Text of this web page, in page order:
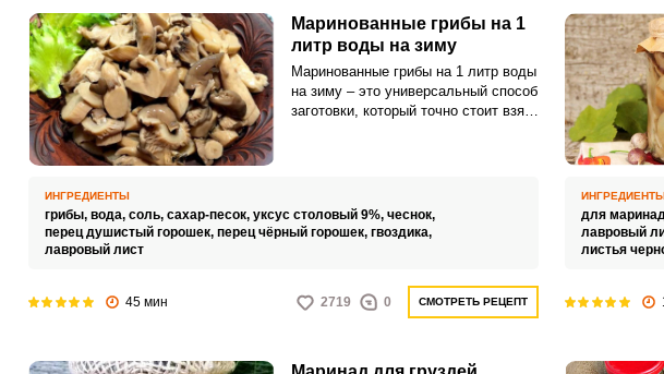
Маринованные грибы на 1
литр воды на зиму
Маринованные грибы на 1 литр воды
на зиму – это универсальный способ
заготовки, который точно стоит взять
аппетитными.
ИНГРЕДИЕНТЫ
грибы, вода, соль, сахар-песок, уксус столовый 9%, чеснок,
перец душистый горошек, перец чёрный горошек, гвоздика,
лавровый лист
45 мин 2719 0 СМОТРЕТЬ РЕЦЕПТ
для
лавровый
листья